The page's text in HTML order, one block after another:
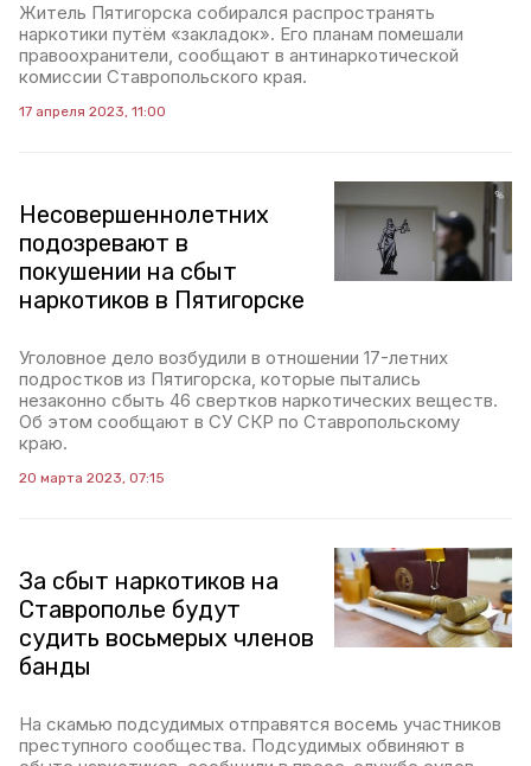
Житель Пятигорска собирался распространять
наркотики путём «закладок». Его планам помешали
правоохранители, сообщают в антинаркотической
комиссии Ставропольского края.
17 апреля 2023, 11:00
Несовершеннолетних
подозревают в
покушении на сбыт
наркотиков в Пятигорске
Уголовное дело возбудили в отношении 17-летних
подростков из Пятигорска, которые пытались
незаконно сбыть 46 свертков наркотических веществ.
Об этом сообщают в СУ СКР по Ставропольскому
краю.
20 марта 2023, 07:15
За сбыт наркотиков на
Ставрополье будут
судить восьмерых членов
банды
На скамью подсудимых отправятся восемь участников
преступного сообщества. Подсудимых обвиняют в